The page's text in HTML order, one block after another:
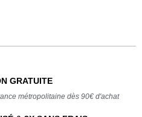
GRATUITE
métropolitaine dès 90€ d'achat